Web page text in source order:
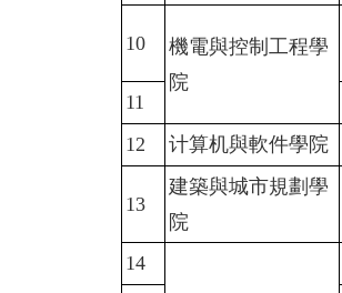
10
機電與控制工程學
院
11
12
计算机與軟件學院
13
建築與城市規劃學
院
14